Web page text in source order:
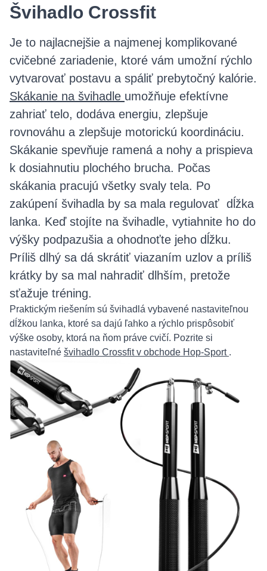
Švihadlo Crossfit
Je to najlacnejšie a najmenej komplikované
cvičebné zariadenie, ktoré vám umožní rýchlo
vytvarovať postavu a spáliť prebytočný kalórie.
Skákanie na švihadle umožňuje efektívne
zahriať telo, dodáva energiu, zlepšuje
rovnováhu a zlepšuje motorickú koordináciu.
Skákanie spevňuje ramená a nohy a prispieva
k dosiahnutiu plochého brucha. Počas
skákania pracujú všetky svaly tela. Po
zakúpení švihadla by sa mala regulovať dĺžka
lanka. Keď stojíte na švihadle, vytiahnite ho do
výšky podpazušia a ohodnoťte jeho dĺžku.
Príliš dlhý sa dá skrátiť viazaním uzlov a príliš
krátky by sa mal nahradiť dlhším, pretože
sťažuje tréning.
Praktickým riešením sú švihadlá vybavené nastaviteľnou
dĺžkou lanka, ktoré sa dajú ľahko a rýchlo prispôsobiť
výške osoby, ktorá na ňom práve cvičí. Pozrite si
nastaviteľné švihadlo Crossfit v obchode Hop-Sport .